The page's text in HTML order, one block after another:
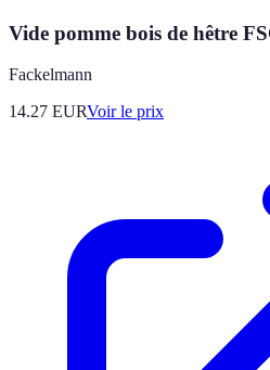
Vide pomme bois de hêtre
Fackelmann
14.27 EURVoir le prix